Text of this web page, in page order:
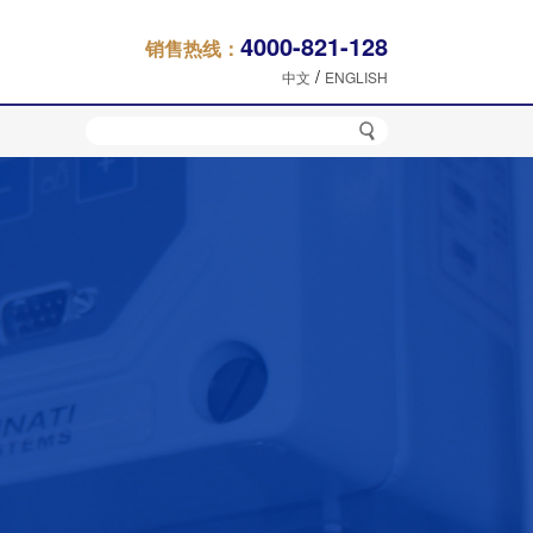
销售热线： 4000-821-128
中文 / ENGLISH